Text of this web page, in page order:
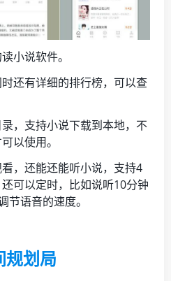
小说软件。
还有详细的排行榜，可以查
，支持小说下载到本地，不
以使用。
，还能还能听小说，支持4
可以定时，比如说听10分钟
节语音的速度。
规划局